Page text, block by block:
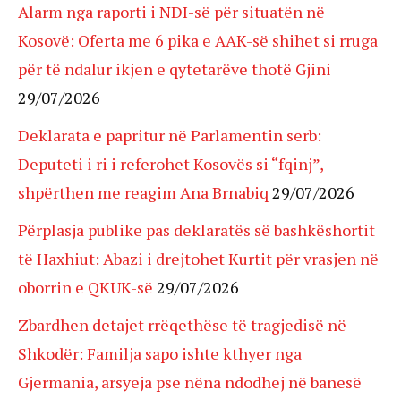
Alarm nga raporti i NDI-së për situatën në
Kosovë: Oferta me 6 pika e AAK-së shihet si rruga
për të ndalur ikjen e qytetarëve thotë Gjini
29/07/2026
Deklarata e papritur në Parlamentin serb:
Deputeti i ri i referohet Kosovës si “fqinj”,
shpërthen me reagim Ana Brnabiq 29/07/2026
Përplasja publike pas deklaratës së bashkëshortit
të Haxhiut: Abazi i drejtohet Kurtit për vrasjen në
oborrin e QKUK-së 29/07/2026
Zbardhen detajet rrëqethëse të tragjedisë në
Shkodër: Familja sapo ishte kthyer nga
Gjermania, arsyeja pse nëna ndodhej në banesë